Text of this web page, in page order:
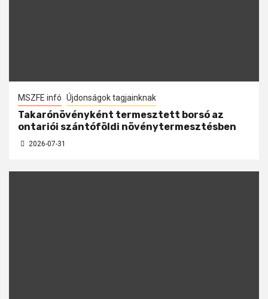
MSZFE infó Újdonságok tagjainknak
Takarónövényként termesztett borsó az
ontariói szántóföldi növénytermesztésben
2026-07-31